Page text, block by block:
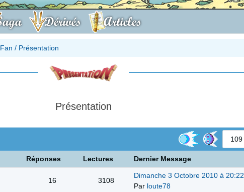
Dérivés Articles
/ Présentation
Présentation
109
Réponses Lectures Dernier Message
16 3108
Dimanche 3 Octobre 2010 à 20:22
Par loute78